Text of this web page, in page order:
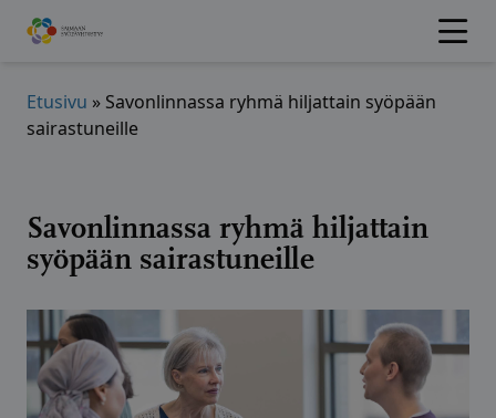
Hyppää
sisältöön
Etusivu » Savonlinnassa ryhmä hiljattain syöpään
sairastuneille
Savonlinnassa ryhmä hiljattain
syöpään sairastuneille